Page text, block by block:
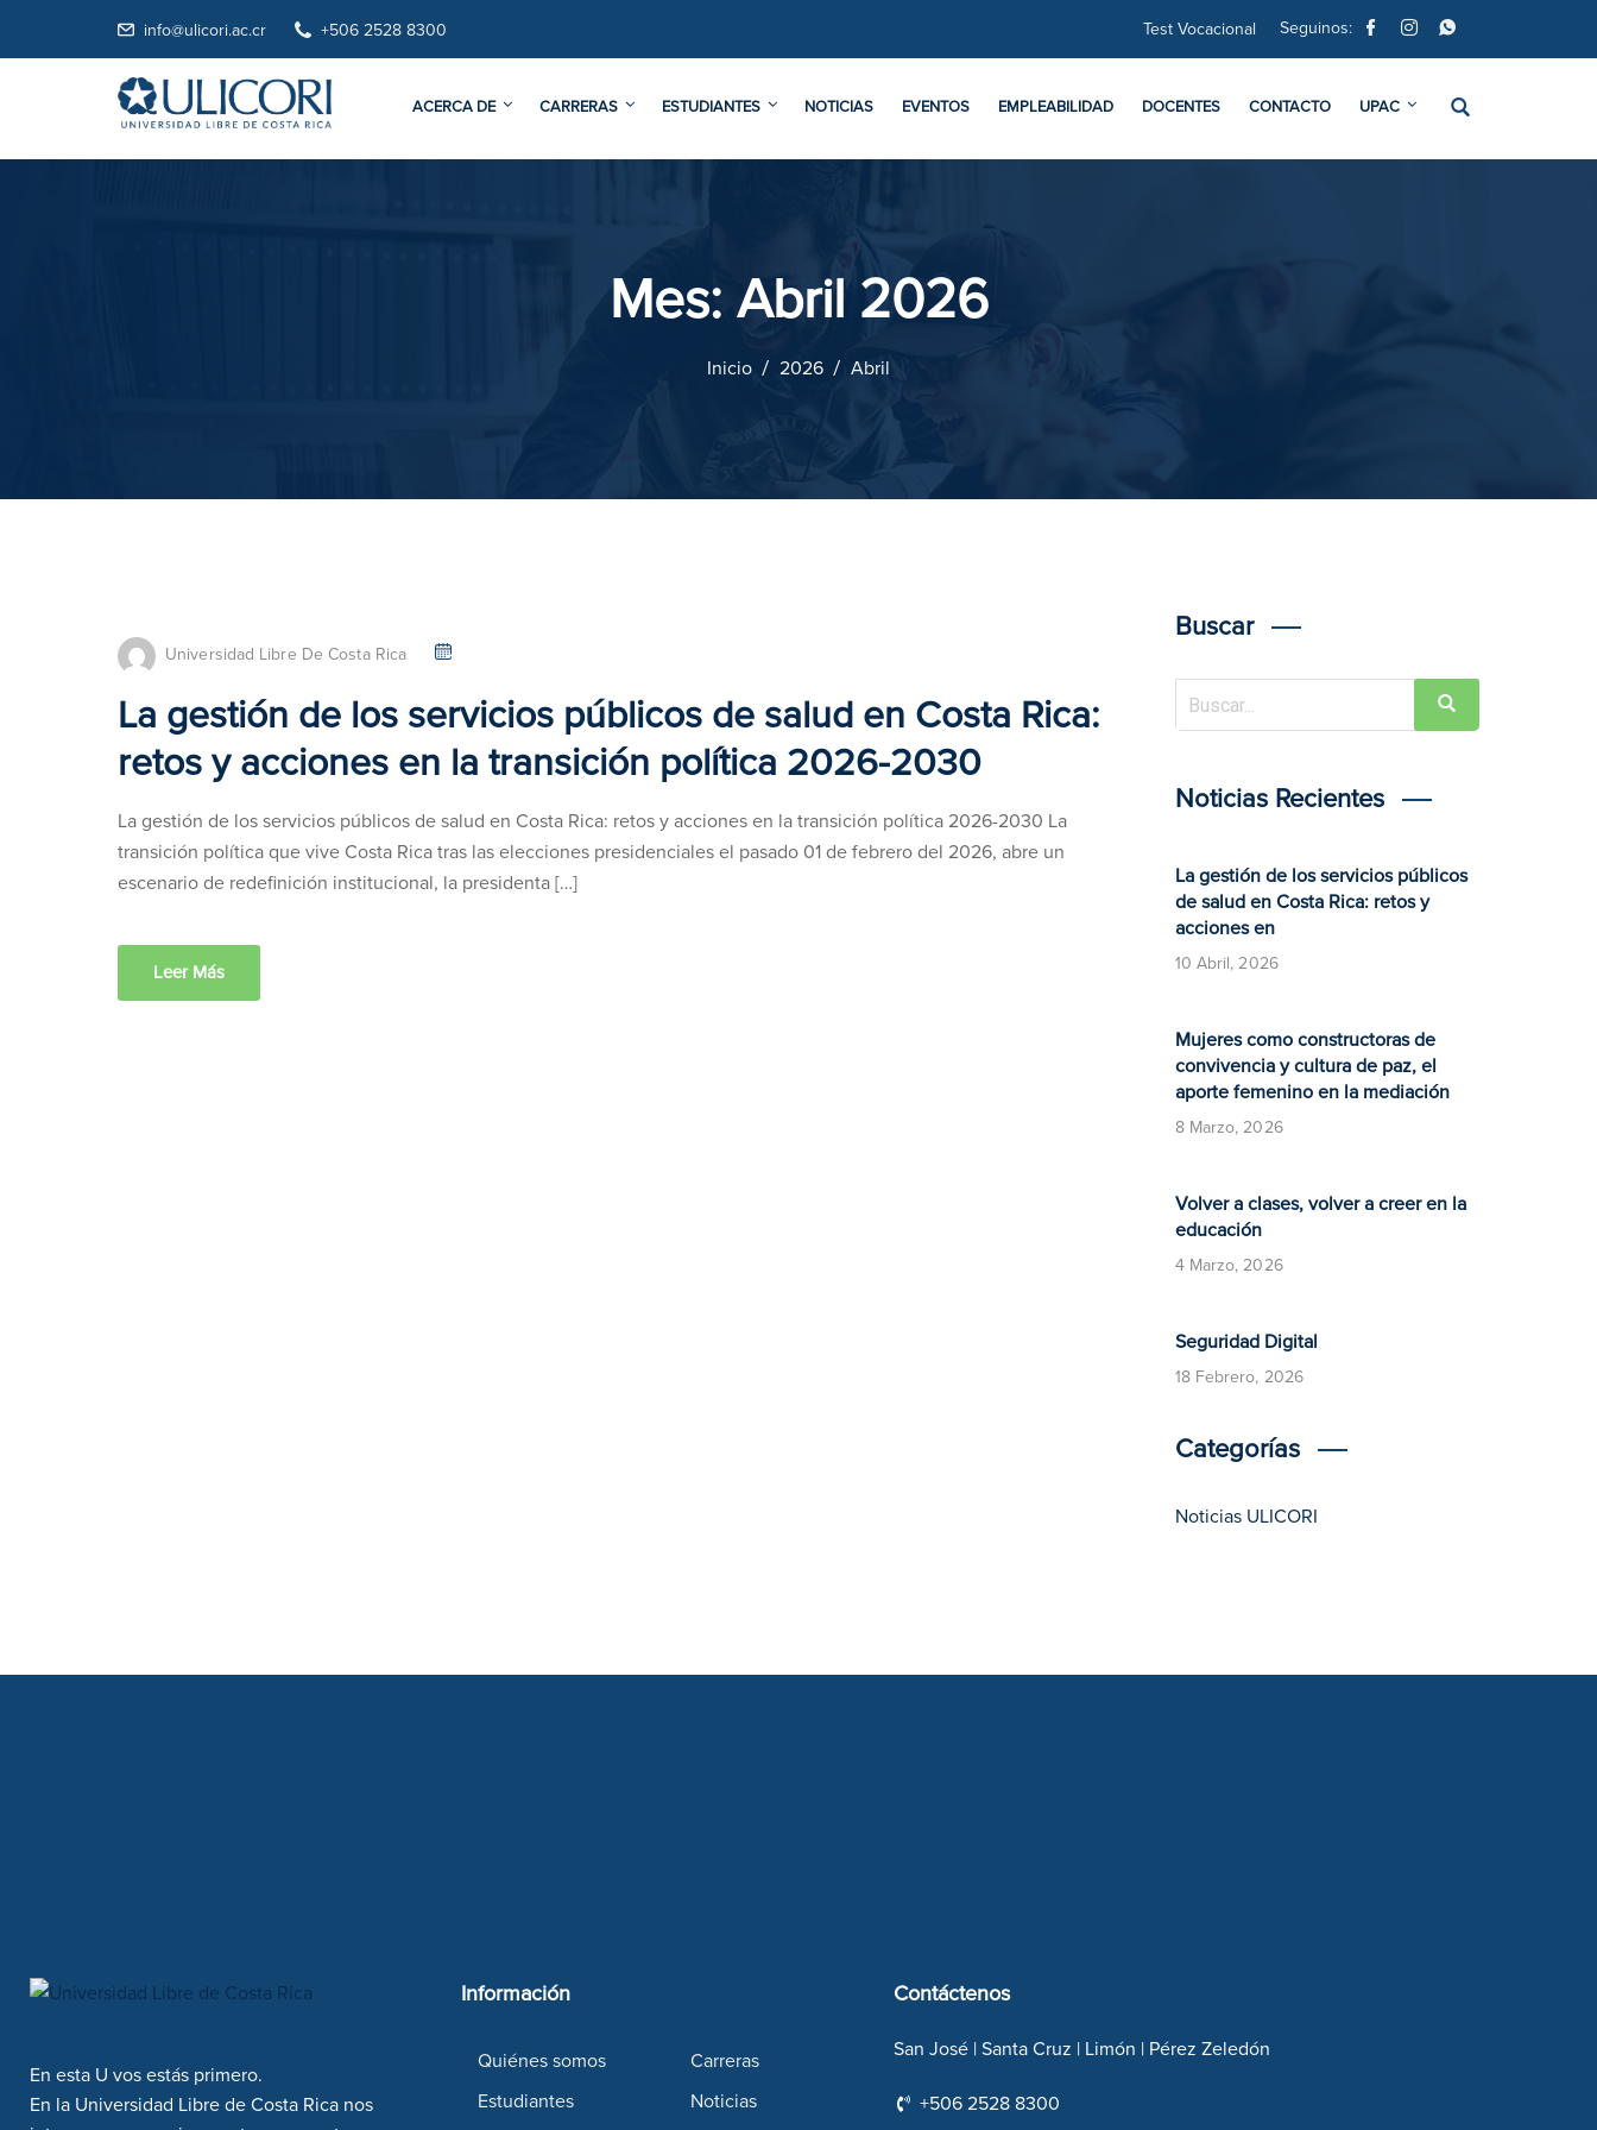
info@ulicori.ac.cr +506 2528 8300 Test Vocacional Seguinos:
ACERCA DE CARRERAS ESTUDIANTES NOTICIAS EVENTOS EMPLEABILIDAD DOCENTES CONTACTO UPAC
Mes: Abril 2026
Inicio 2026 Abril
Universidad Libre De Costa Rica
La gestión de los servicios públicos de salud en Costa Rica:
retos y acciones en la transición política 2026-2030
La gestión de los servicios públicos de salud en Costa Rica: retos y acciones en la transición política 2026-2030 La
transición política que vive Costa Rica tras las elecciones presidenciales el pasado 01 de febrero del 2026, abre un
escenario de redefinición institucional, la presidenta […]
Leer Más
Buscar
Noticias Recientes
La gestión de los servicios públicos
de salud en Costa Rica: retos y
acciones en
10 Abril, 2026
Mujeres como constructoras de
convivencia y cultura de paz, el
aporte femenino en la mediación
8 Marzo, 2026
Volver a clases, volver a creer en la
educación
4 Marzo, 2026
​​Seguridad Digital​
18 Febrero, 2026
Categorías
Noticias ULICORI
En esta U vos estás primero.
En la Universidad Libre de Costa Rica nos
Información
Quiénes somos Carreras
Estudiantes Noticias
Contáctenos
San José | Santa Cruz | Limón | Pérez Zeledón
+506 2528 8300